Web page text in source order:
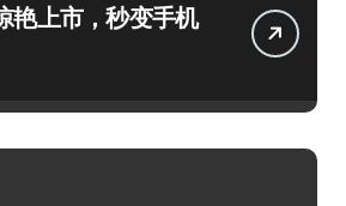
艳上市，秒变手机